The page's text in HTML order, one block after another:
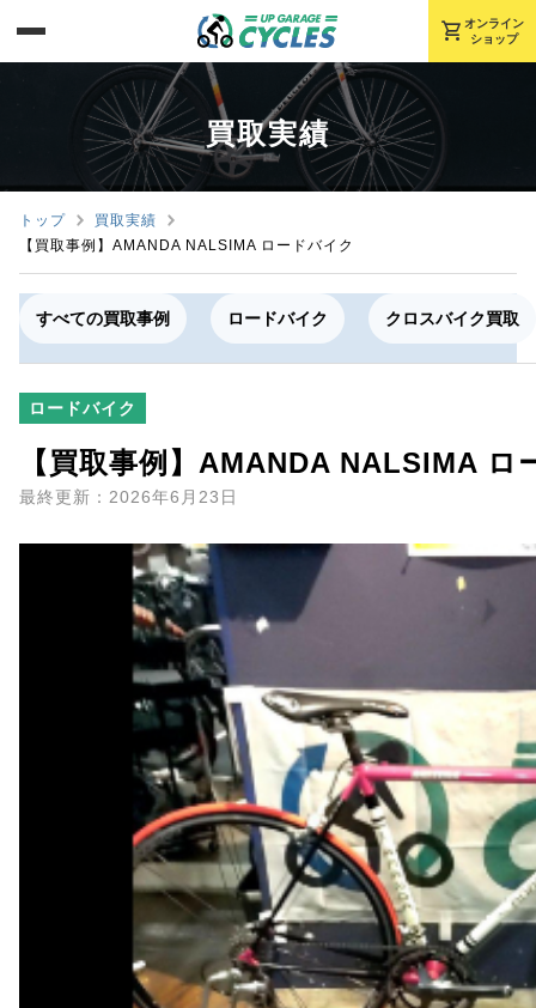
shopping_cart オンライン
ショップ
買取実績
トップ
買取実績
【買取事例】AMANDA NALSIMA ロードバイク
すべての買取事例 ロードバイク クロスバイク買取
ロードバイク
【買取事例】AMANDA NALSIMA ロ
最終更新：2026年6月23日